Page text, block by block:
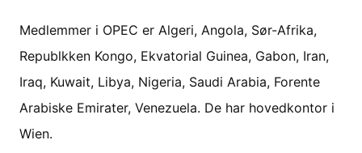
Medlemmer i OPEC er Algeri, Angola, Sør-Afrika,
Republkken Kongo, Ekvatorial Guinea, Gabon, Iran,
Iraq, Kuwait, Libya, Nigeria, Saudi Arabia, Forente
Arabiske Emirater, Venezuela. De har hovedkontor i
Wien.